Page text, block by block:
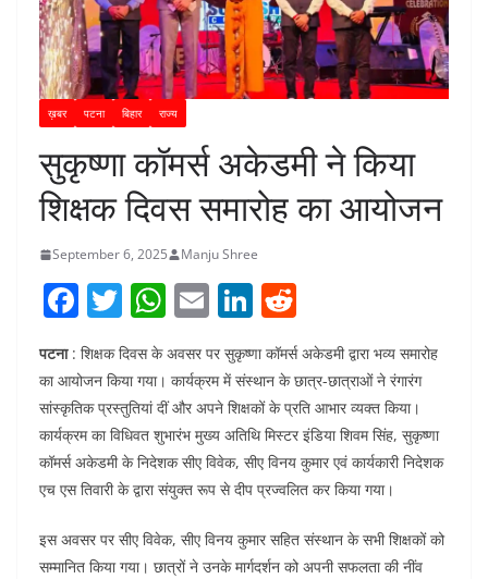
ख़बर पटना बिहार राज्य
सुकृष्णा कॉमर्स अकेडमी ने किया
शिक्षक दिवस समारोह का आयोजन
September 6, 2025 Manju Shree
F
a
c
e
b
o
o
k
T
w
itt
er
W
at
s
A
p
p
E
ai
l
Li
k
e
dI
n
e
d
di
t
पटना: शिक्षक दिवस के अवसर पर सुकृष्णा कॉमर्स अकेडमी द्वारा भव्य समारोह
का आयोजन किया गया। कार्यक्रम में संस्थान के छात्र-छात्राओं ने रंगारंग
सांस्कृतिक प्रस्तुतियां दीं और अपने शिक्षकों के प्रति आभार व्यक्त किया।
कार्यक्रम का विधिवत शुभारंभ मुख्य अतिथि मिस्टर इंडिया शिवम सिंह, सुकृष्णा
कॉमर्स अकेडमी के निदेशक सीए विवेक, सीए विनय कुमार एवं कार्यकारी निदेशक
एच एस तिवारी के द्वारा संयुक्त रूप से दीप प्रज्वलित कर किया गया।
इस अवसर पर सीए विवेक, सीए विनय कुमार सहित संस्थान के सभी शिक्षकों को
सम्मानित किया गया। छात्रों ने उनके मार्गदर्शन को अपनी सफलता की नींव